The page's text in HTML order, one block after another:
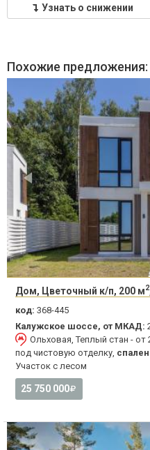
Узнать о снижении
Похожие предложения:
Дом, Цветочный к/п, 200 м2
код: 368-445
Калужское шоссе, от МКАД:
Ольховая, Теплый стан - от
под чистовую отделку,
Участок с лесом
25 750 000